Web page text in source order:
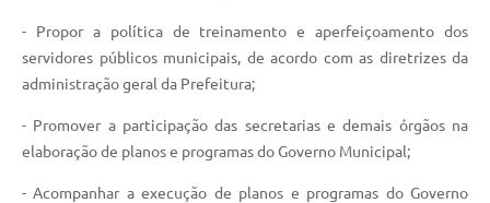
- Propor a política de treinamento e aperfeiçoamento dos
servidores públicos municipais, de acordo com as diretrizes da
administração geral da Prefeitura;
- Promover a participação das secretarias e demais órgãos na
elaboração de planos e programas do Governo Municipal;
- Acompanhar a execução de planos e programas do Governo